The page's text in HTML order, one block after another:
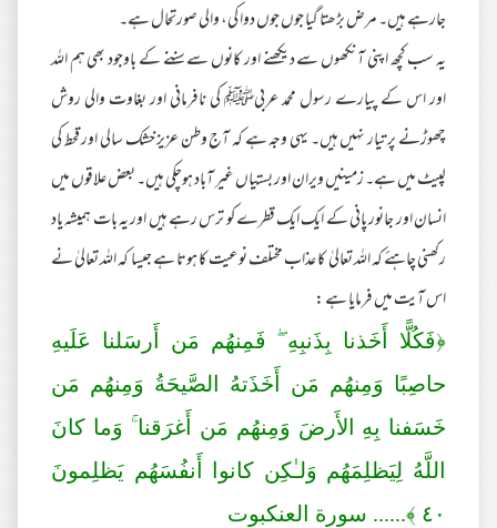
جارہے ہیں۔ مرض بڑھتا گیا جوں جوں دوا کی، والی صورتحال ہے۔
یہ سب کچھ اپنی آنکھوں سے دیکھنے اور کانوں سے سننے کے باوجود بھی ہم اللہ
اور اس کے پیارے رسول محمد عربیﷺ کی نافرمانی اور بغاوت والی روش
چھوڑنے پر تیار نہیں ہیں۔ یہی وجہ ہے کہ آج وطن عزیز خشک سالی اور قحط کی
لپیٹ میں ہے۔ زمینیں ویران اور بستیاں غیر آباد ہوچکی ہیں۔ بعض علاقوں میں
انسان اور جانور پانی کے ایک ایک قطرے کو ترس رہے ہیں اور یہ بات ہمیشہ یاد
رکھنی چاہئے کہ اللہ تعالیٰ کا عذاب مختلف نوعیت کا ہوتا ہے جیسا کہ اللہ تعالیٰ نے
اس آیت میں فرمایا ہے :
﴿فَكُلًّا أَخَذنا بِذَنبِهِ ۖ فَمِنهُم مَن أَر‌سَلنا عَلَيهِ
حاصِبًا وَمِنهُم مَن أَخَذَتهُ الصَّيحَةُ وَمِنهُم مَن
خَسَفنا بِهِ الأَر‌ضَ وَمِنهُم مَن أَغرَ‌قنا ۚ وَما كانَ
اللَّهُ لِيَظلِمَهُم وَلـٰكِن كانوا أَنفُسَهُم يَظلِمونَ
٤٠ ﴾...... سورة العنكبوت